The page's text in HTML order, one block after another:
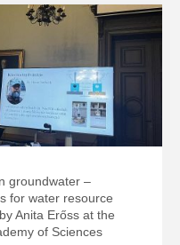
groundwater –
for water resource
Anita Erőss at the
of Sciences